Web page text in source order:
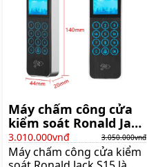
Máy chấm công cửa
kiểm soát Ronald Jack
S15
3.010.000vnđ 3.050.000vnđ
Máy chấm công cửa kiểm